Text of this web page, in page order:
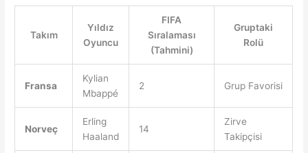
Takım
Yıldız
Oyuncu
FIFA
Sıralaması
(Tahmini)
Gruptaki
Rolü
Fransa
Kylian
Mbappé
2 Grup Favorisi
Norveç
Erling
Haaland
14
Zirve
Takipçisi